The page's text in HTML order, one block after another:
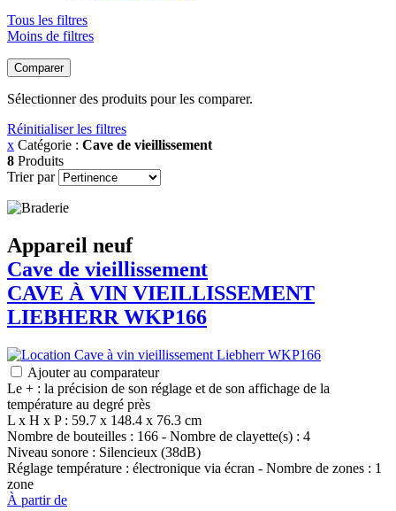
Tous les filtres
Moins de filtres
Comparer
Sélectionner des produits pour les comparer.
Réinitialiser les filtres
x Catégorie : Cave de vieillissement
8 Produits
Trier par
Appareil neuf
Cave de vieillissement
CAVE À VIN VIEILLISSEMENT
LIEBHERR WKP166
Ajouter au comparateur
Le + : la précision de son réglage et de son affichage de la
température au degré près
L x H x P : 59.7 x 148.4 x 76.3 cm
Nombre de bouteilles : 166 - Nombre de clayette(s) : 4
Niveau sonore : Silencieux (38dB)
Réglage température : électronique via écran - Nombre de zones : 1
zone
À partir de